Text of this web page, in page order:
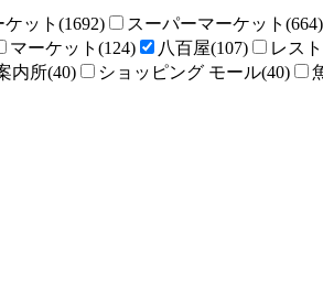
ット(1692)
スーパーマーケット(664)
マーケット(124) 八百屋(107)
レス
内所(40) ショッピング モール(40)